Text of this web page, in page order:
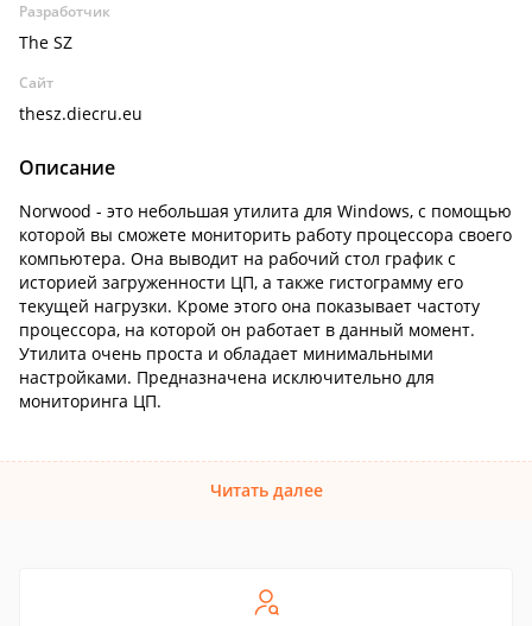
Разработчик
The SZ
Сайт
thesz.diecru.eu
Описание
Norwood - это небольшая утилита для Windows, с помощью
которой вы сможете мониторить работу процессора своего
компьютера. Она выводит на рабочий стол график с
историей загруженности ЦП, а также гистограмму его
текущей нагрузки. Кроме этого она показывает частоту
процессора, на которой он работает в данный момент.
Утилита очень проста и обладает минимальными
настройками. Предназначена исключительно для
мониторинга ЦП.
Читать далее